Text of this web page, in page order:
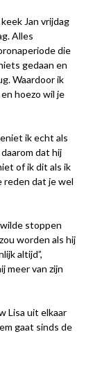
Jan vrijdag
Alles
die
gedaan en
Waardoor ik
hoezo wil je
ik echt als
dat hij
of ik dit als ik
reden dat je wel
stoppen
worden als hij
altijd”,
meer van zijn
Lisa uit elkaar
gaat sinds de